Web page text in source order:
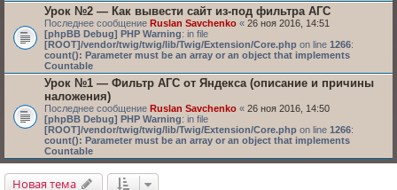
Урок №2 — Как вывести сайт из-под фильтра АГС
Последнее сообщение Ruslan Savchenko « 26 ноя 2016, 14:51
[phpBB Debug] PHP Warning: in file
[ROOT]/vendor/twig/twig/lib/Twig/Extension/Core.php on line 1266:
count(): Parameter must be an array or an object that implements
Countable
Урок №1 — Фильтр АГС от Яндекса (описание и причины
наложения)
Последнее сообщение Ruslan Savchenko « 26 ноя 2016, 14:50
[phpBB Debug] PHP Warning: in file
[ROOT]/vendor/twig/twig/lib/Twig/Extension/Core.php on line 1266:
count(): Parameter must be an array or an object that implements
Countable
Новая тема